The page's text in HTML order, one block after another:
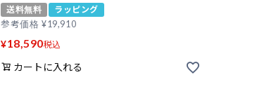
送料無料
ラッピング
参考価格 ¥19,910
¥18,590税込
カートに入れる